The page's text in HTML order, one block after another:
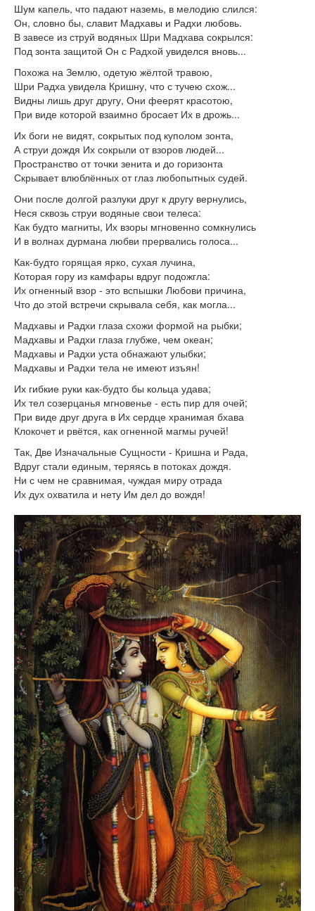
Шум капель, что падают наземь, в мелодию слился:
Он, словно бы, славит Мадхавы и Радхи любовь.
В завесе из струй водяных Шри Мадхава сокрылся:
Под зонта защитой Он с Радхой увиделся вновь...
Похожа на Землю, одетую жёлтой травою,
Шри Радха увидела Кришну, что с тучею схож...
Видны лишь друг другу, Они феерят красотою,
При виде которой взаимно бросает Их в дрожь...
Их боги не видят, сокрытых под куполом зонта,
А струи дождя Их сокрыли от взоров людей...
Пространство от точки зенита и до горизонта
Скрывает влюблённых от глаз любопытных судей.
Они после долгой разлуки друг к другу вернулись,
Неся сквозь струи водяные свои телеса:
Как будто магниты, Их взоры мгновенно сомкнулись
И в волнах дурмана любви прервались голоса...
Как-будто горящая ярко, сухая лучина,
Которая гору из камфары вдруг подожгла:
Их огненный взор - это вспышки Любови причина,
Что до этой встречи скрывала себя, как могла...
Мадхавы и Радхи глаза схожи формой на рыбки;
Мадхавы и Радхи глаза глубже, чем океан;
Мадхавы и Радхи уста обнажают улыбки;
Мадхавы и Радхи тела не имеют изъян!
Их гибкие руки как-будто бы кольца удава;
Их тел созерцанья мгновенье - есть пир для очей;
При виде друг друга в Их сердце хранимая бхава
Клокочет и рвётся, как огненной магмы ручей!
Так, Две Изначальные Сущности - Кришна и Рада,
Вдруг стали единым, теряясь в потоках дождя.
Ни с чем не сравнимая, чуждая миру отрада
Их дух охватила и нету Им дел до вождя!